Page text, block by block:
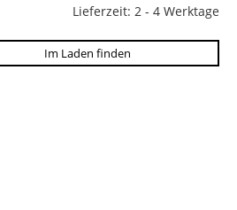
Lieferzeit: 2 - 4 Werktage
Im Laden finden